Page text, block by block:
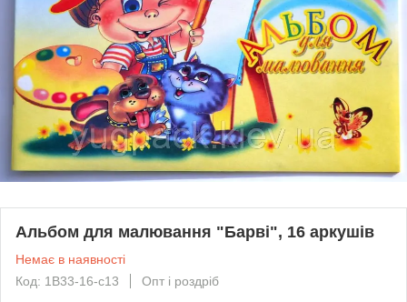
Альбом для малювання "Барві", 16 аркушів
Немає в наявності
Код: 1В33-16-с13
Опт і роздріб